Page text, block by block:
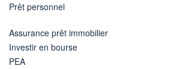
Prêt personnel
Assurance prêt immobilier
Investir en bourse
PEA